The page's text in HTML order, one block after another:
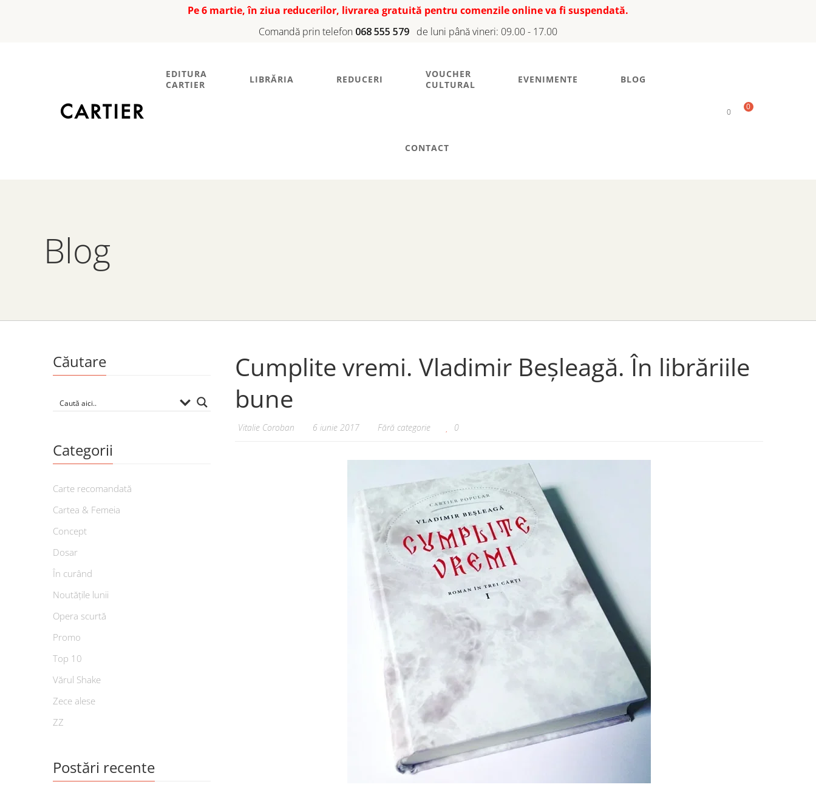
Pe 6 martie, în ziua reducerilor, livrarea gratuită pentru comenzile online va fi suspendată.
Comandă prin telefon 068 555 579 de luni până vineri: 09.00 - 17.00
EDITURA
CARTIER
LIBRĂRIA REDUCERI
VOUCHER
CULTURAL
EVENIMENTE BLOG
CONTACT
0
0
Blog
Cumplite vremi. Vladimir Beșleagă. În librăriile
bune
Vitalie Coroban 6 iunie 2017 Fără categorie 0
Căutare
Categorii
Carte recomandată
Cartea & Femeia
Concept
Dosar
În curând
Noutățile lunii
Opera scurtă
Promo
Top 10
Vărul Shake
Zece alese
ZZ
Postări recente